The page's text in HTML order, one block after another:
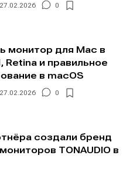
27.02.2026 0
монитор для Mac в
Retina и правильное
в macOS
27.02.2026 0
создали бренд
TONAUDIO в